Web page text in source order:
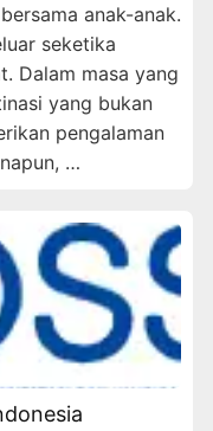
anak-anak.
seketika
Dalam masa yang
yang bukan
pengalaman
…